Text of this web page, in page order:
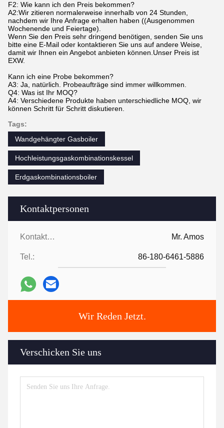
Kontaktpersonen
Kontaktpersonen: Mr. Amos
Tel.: 86-180-6461-5886
Wir Reden Jetzt.
Verschicken Sie uns
F2: Wie kann ich den Preis bekommen?
A2:Wir zitieren normalerweise innerhalb von 24 Stunden,
nachdem wir Ihre Anfrage erhalten haben ((Ausgenommen
Wochenende und Feiertage).
Wenn Sie den Preis sehr dringend benötigen, senden Sie uns
bitte eine E-Mail oder kontaktieren Sie uns auf andere Weise,
damit wir Ihnen ein Angebot anbieten können.Unser Preis ist
EXW.
Kann ich eine Probe bekommen?
A3: Ja, natürlich. Probeaufträge sind immer willkommen.
Q4: Was ist Ihr MOQ?
A4: Verschiedene Produkte haben unterschiedliche MOQ, wir
können Schritt für Schritt diskutieren.
Tags:
Wandgehängter Gasboiler
Hochleistungsgaskombinationskessel
Erdgaskombinationsboiler